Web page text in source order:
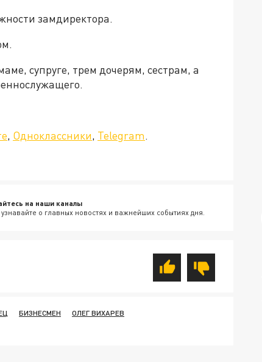
замдиректора.
супруге, трем дочерям, сестрам, а
, Одноклассники, Telegram.
на наши каналы
о главных новостях и важнейших событиях дня.
БИЗНЕСМЕН
ОЛЕГ ВИХАРЕВ